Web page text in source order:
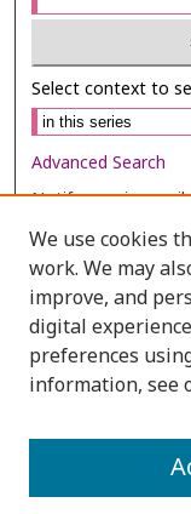
Select context to
Advanced Search
Notify me via
Browse
Collections
Disciplines
Authors
We use cookies
work. We may
improve, and
digital
preferences
information, see